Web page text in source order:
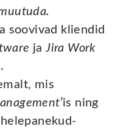
soovivad kliendid
jaJira Work
mis
’is ning